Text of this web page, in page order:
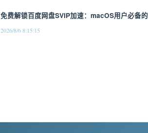
免费解锁百度网盘SVIP加速：macOS用户必备
2026/8/6 8:15:15